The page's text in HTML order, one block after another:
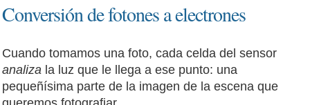
Conversión de fotones a electrones
Cuando tomamos una foto, cada celda del sensor
analiza la luz que le llega a ese punto: una
pequeñísima parte de la imagen de la escena que